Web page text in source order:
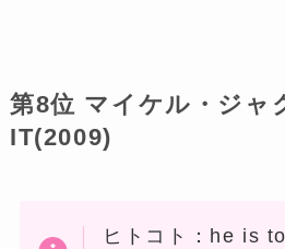
第8位 マイケル・ジャ
IT(2009)
ヒトコト：he is